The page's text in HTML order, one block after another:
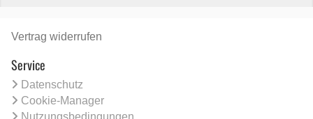
Vertrag widerrufen
Service
Datenschutz
Cookie-Manager
Nutzungsbedingungen